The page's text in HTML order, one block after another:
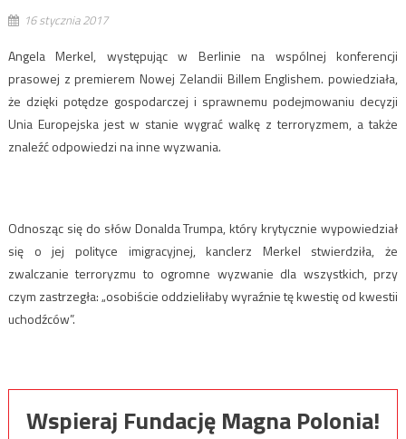
16 stycznia 2017
Angela Merkel, występując w Berlinie na wspólnej konferencji
prasowej z premierem Nowej Zelandii Billem Englishem. powiedziała,
że dzięki potędze gospodarczej i sprawnemu podejmowaniu decyzji
Unia Europejska jest w stanie wygrać walkę z terroryzmem, a także
znaleźć odpowiedzi na inne wyzwania.
Odnosząc się do słów Donalda Trumpa, który krytycznie wypowiedział
się o jej polityce imigracyjnej, kanclerz Merkel stwierdziła, że
zwalczanie terroryzmu to ogromne wyzwanie dla wszystkich, przy
czym zastrzegła: „osobiście oddzieliłaby wyraźnie tę kwestię od kwestii
uchodźców”.
Wspieraj Fundację Magna Polonia!